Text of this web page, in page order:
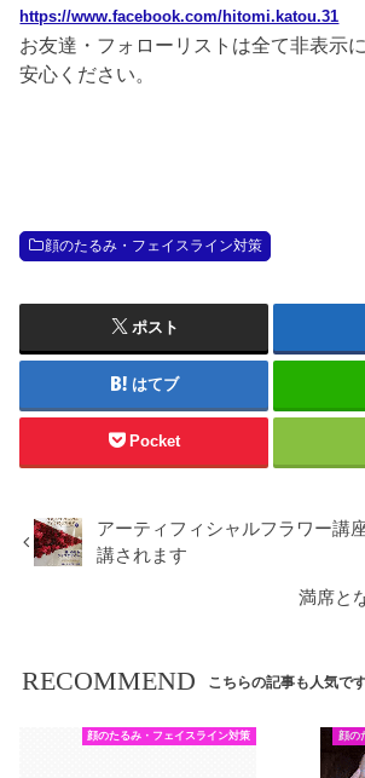
https://www.facebook.com/hitomi.katou.31
お友達・フォローリストは全て非表示
安心ください。
顔のたるみ・フェイスライン対策
ポスト
はてブ
Pocket
アーティフィシャルフラワー講
講されます
満席と
RECOMMEND こちらの記事も人気です
顔のたるみ・フェイスライン対策 顔の